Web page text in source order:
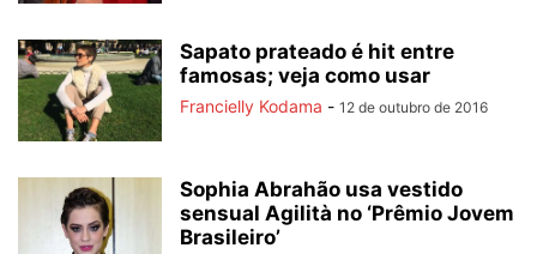
Sapato prateado é hit entre
famosas; veja como usar
Francielly Kodama - 12 de outubro de 2016
Sophia Abrahão usa vestido
sensual Agilità no ‘Prêmio Jovem
Brasileiro’